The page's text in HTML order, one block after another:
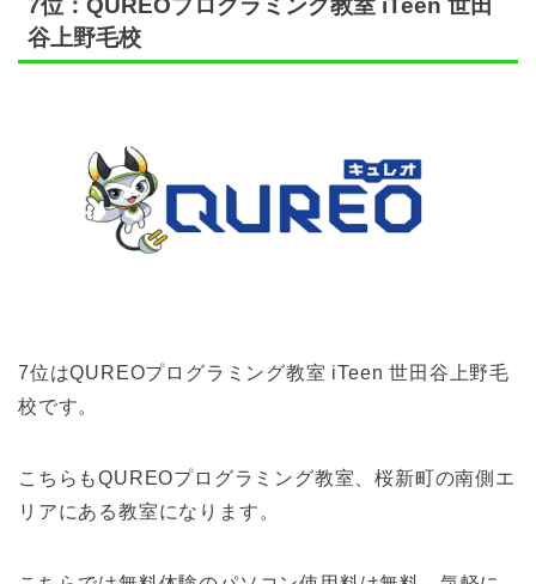
7位：QUREOプログラミング教室 iTeen 世田
谷上野毛校
7位はQUREOプログラミング教室 iTeen 世田谷上野毛
校です。
こちらもQUREOプログラミング教室、桜新町の南側エ
リアにある教室になります。